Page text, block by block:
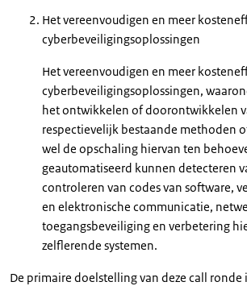
Het vereenvoudigen en meer
cyberbeveiligingsoplossingen
Het vereenvoudigen en meer
cyberbeveiligingsoplossingen,
het ontwikkelen of doorontwikkelen
respectievelijk bestaande methoden
wel de opschaling hiervan ten
geautomatiseerd kunnen detecteren
controleren van codes van software,
en elektronische communicatie,
toegangsbeveiliging en verbetering
zelflerende systemen.
De primaire doelstelling van deze call ronde